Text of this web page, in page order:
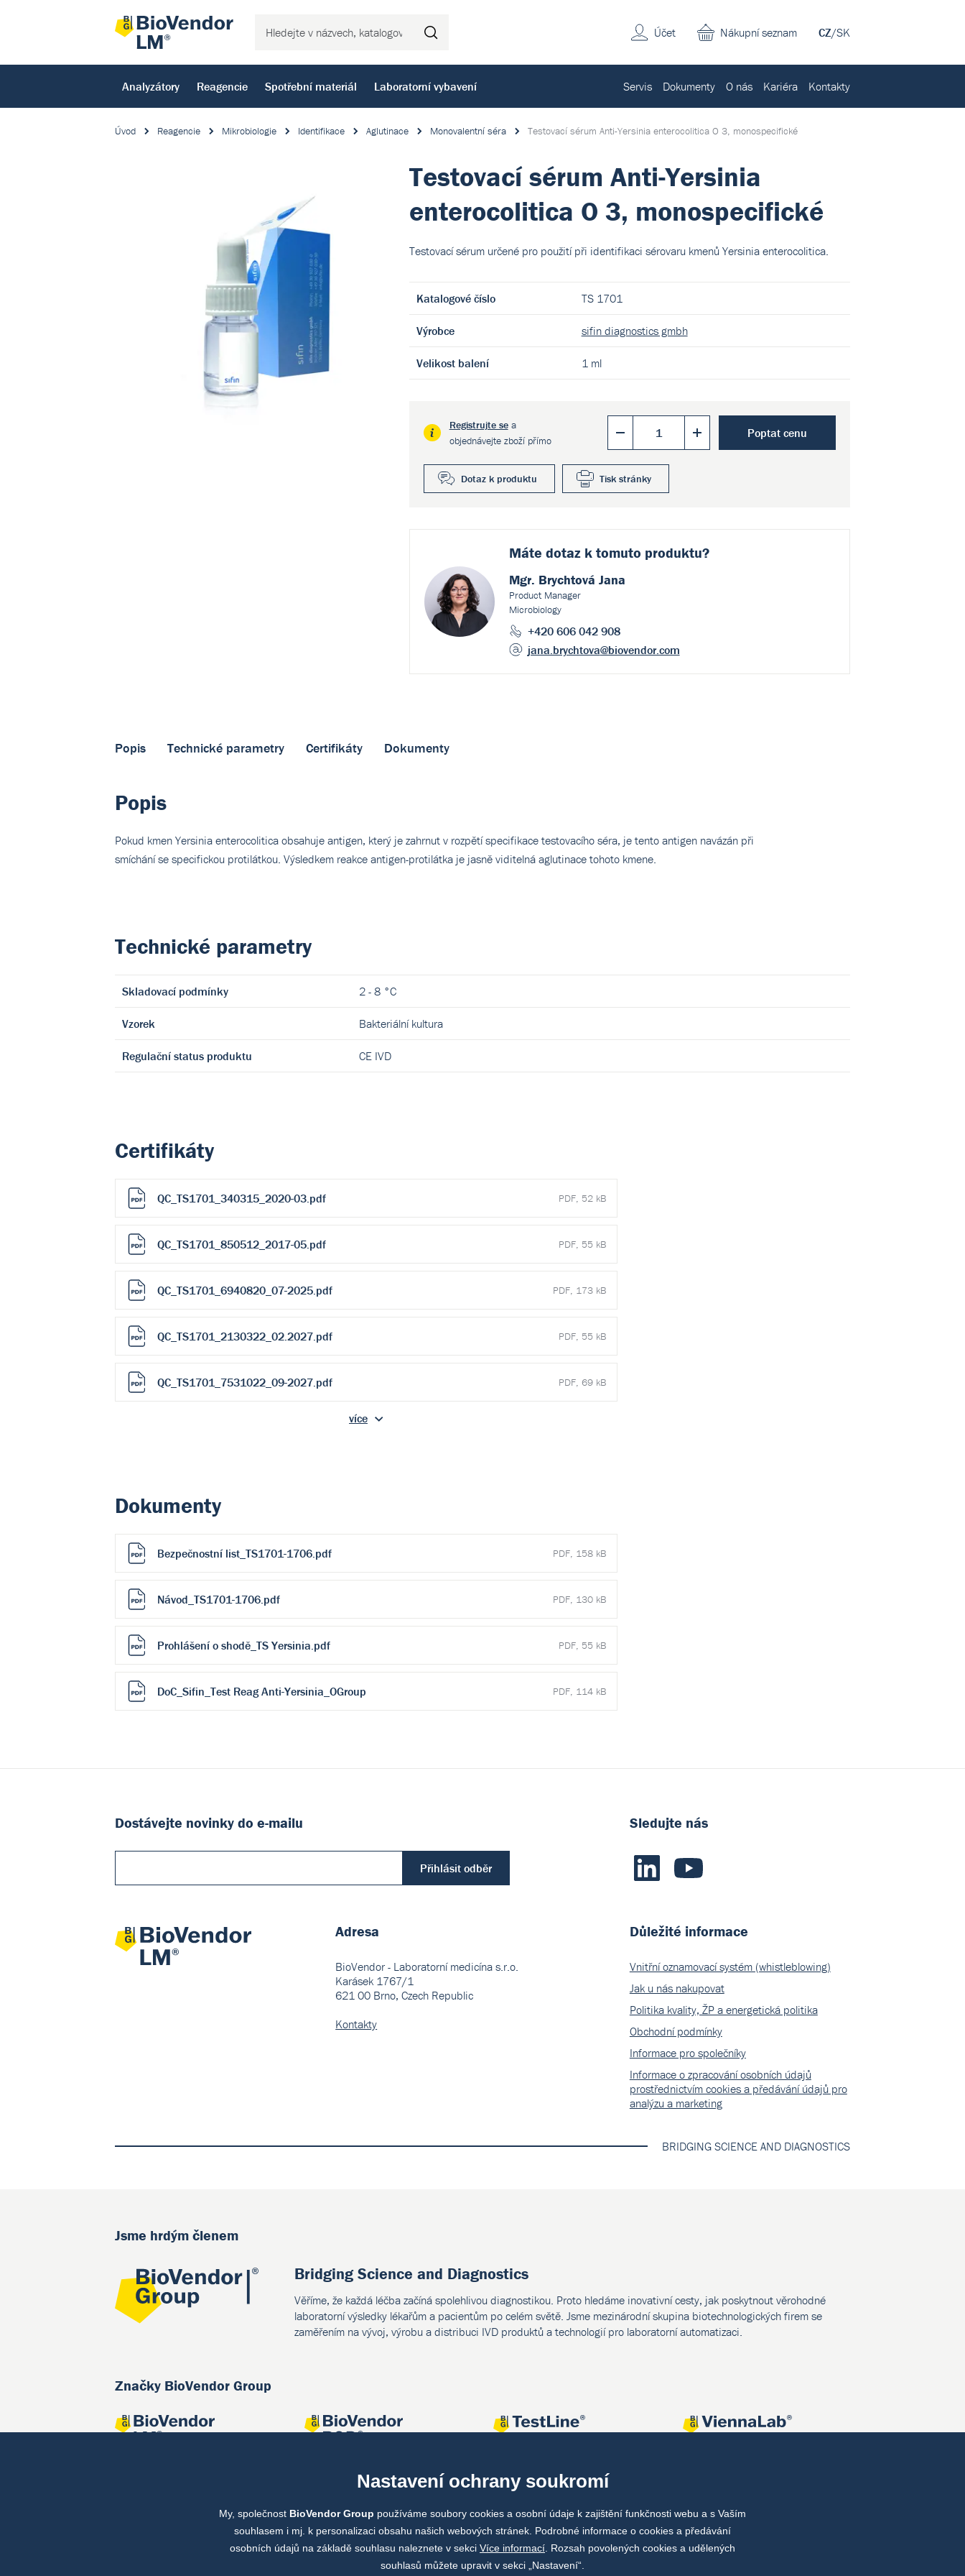
CZ/SK
Nákupní seznam
Účet
Analyzátory Reagencie Spotřební materiál Laboratorní vybavení Servis Dokumenty O nás Kariéra Kontakty
Úvod Reagencie Mikrobiologie Identifikace Aglutinace Monovalentní séra Testovací sérum Anti-Yersinia enterocolitica O 3, monospecifické
Testovací sérum Anti-Yersinia
enterocolitica O 3, monospecifické
Testovací sérum určené pro použití při identifikaci sérovaru kmenů Yersinia enterocolitica.
Katalogové číslo TS 1701
Výrobce sifin diagnostics gmbh
Velikost balení 1 ml
Poptat cenu
Registrujte sea
objednávejte zboží přímo
Dotaz k produktu Tisk stránky
Máte dotaz k tomuto produktu?
Mgr. Brychtová Jana
Product Manager
Microbiology
+420 606 042 908
jana.brychtova@biovendor.com
Popis Technické parametry Certifikáty Dokumenty
Popis
Pokud kmen Yersinia enterocolitica obsahuje antigen, který je zahrnut v rozpětí specifikace testovacího séra, je tento antigen navázán při
smíchání se specifickou protilátkou. Výsledkem reakce antigen-protilátka je jasně viditelná aglutinace tohoto kmene.
Technické parametry
Skladovací podmínky 2 - 8 °C
Vzorek Bakteriální kultura
Regulační status produktu CE IVD
Certifikáty
QC_TS1701_340315_2020-03.pdf PDF, 52 kB
QC_TS1701_850512_2017-05.pdf PDF, 55 kB
QC_TS1701_6940820_07-2025.pdf PDF, 173 kB
QC_TS1701_2130322_02.2027.pdf PDF, 55 kB
QC_TS1701_7531022_09-2027.pdf PDF, 69 kB
více
Dokumenty
Bezpečnostní list_TS1701-1706.pdf PDF, 158 kB
Návod_TS1701-1706.pdf PDF, 130 kB
Prohlášení o shodě_TS Yersinia.pdf PDF, 55 kB
DoC_Sifin_Test Reag Anti-Yersinia_OGroup PDF, 114 kB
Dostávejte novinky do e-mailu
Přihlásit odběr
Adresa
BioVendor - Laboratorní medicína s.r.o.
Karásek 1767/1
621 00 Brno, Czech Republic
Kontakty
Sledujte nás
Důležité informace
Vnitřní oznamovací systém (whistleblowing)
Jak u nás nakupovat
Politika kvality, ŽP a energetická politika
Obchodní podmínky
Informace pro společníky
Informace o zpracování osobních údajů
prostřednictvím cookies a předávání údajů pro
analýzu a marketing
BRIDGING SCIENCE AND DIAGNOSTICS
Jsme hrdým členem
Bridging Science and Diagnostics
Věříme, že každá léčba začíná spolehlivou diagnostikou. Proto hledáme inovativní cesty, jak poskytnout věrohodné
laboratorní výsledky lékařům a pacientům po celém světě. Jsme mezinárodní skupina biotechnologických firem se
zaměřením na vývoj, výrobu a distribuci IVD produktů a technologií pro laboratorní automatizaci.
Značky BioVendor Group
Společné projekty
Nastavení ochrany soukromí
My, společnost BioVendor Group používáme soubory cookies a osobní údaje k zajištění funkčnosti webu a s Vaším
souhlasem i mj. k personalizaci obsahu našich webových stránek. Podrobné informace o cookies a předávání
osobních údajů na základě souhlasu naleznete v sekci Více informací . Rozsah povolených cookies a udělených
souhlasů můžete upravit v sekci „Nastavení“.